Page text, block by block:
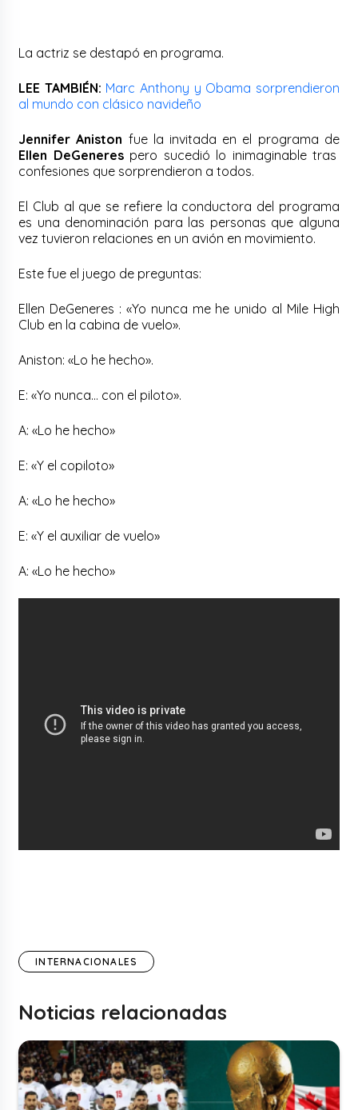
La actriz se destapó en programa.
LEE TAMBIÉN: Marc Anthony y Obama sorprendieron
al mundo con clásico navideño
Jennifer Aniston fue la invitada en el programa de
Ellen DeGenerespero sucedió lo inimaginable tras
confesiones que sorprendieron a todos.
El Club al que se refiere la conductora del programa
es una denominación para las personas que alguna
vez tuvieron relaciones en un avión en movimiento.
Este fue el juego de preguntas:
Ellen DeGeneres : «Yo nunca me he unido al Mile High
Club en la cabina de vuelo».
Aniston: «Lo he hecho».
E: «Yo nunca… con el piloto».
A: «Lo he hecho»
E: «Y el copiloto»
A: «Lo he hecho»
E: «Y el auxiliar de vuelo»
A: «Lo he hecho»
INTERNACIONALES
Noticias relacionadas